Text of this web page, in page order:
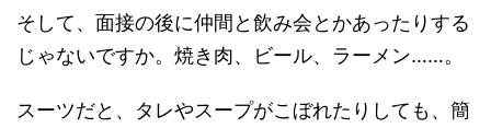
そして、面接の後に仲間と飲み会とかあったりする
じゃないですか。焼き肉、ビール、ラーメン……。
スーツだと、タレやスープがこぼれたりしても、簡